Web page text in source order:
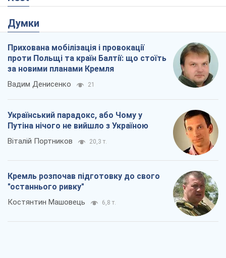
Думки
Прихована мобілізація і провокації
проти Польщі та країн Балтії: що стоїть
за новими планами Кремля
Вадим Денисенко 21
Український парадокс, або Чому у
Путіна нічого не вийшло з Україною
Віталій Портников 20,3 т.
Кремль розпочав підготовку до свого
"останнього ривку"
Костянтин Машовець 6,8 т.